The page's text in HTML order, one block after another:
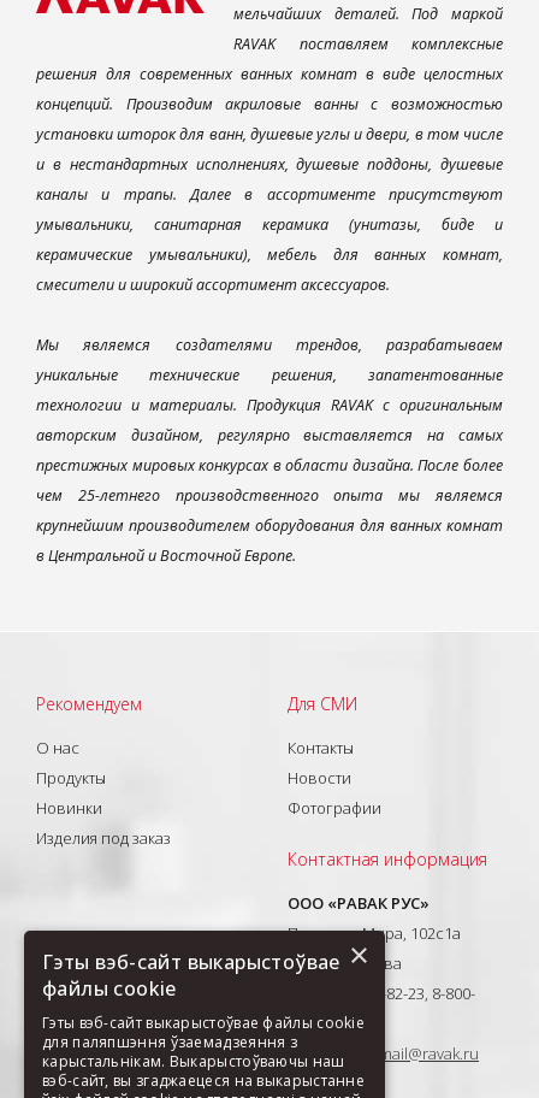
мельчайших деталей. Под маркой
RAVAK поставляем комплексные
решения для современных ванных комнат в виде целостных
концепций. Производим акриловые ванны с возможностью
установки шторок для ванн, душевые углы и двери, в том числе
и в нестандартных исполнениях, душевые поддоны, душевые
каналы и трапы. Далее в ассортименте присутствуют
умывальники, санитарная керамика (унитазы, биде и
керамические умывальники), мебель для ванных комнат,
смесители и широкий ассортимент аксессуаров.
Мы являемся создателями трендов, разрабатываем
уникальные технические решения, запатентованные
технологии и материалы. Продукция RAVAK с оригинальным
авторским дизайном, регулярно выставляется на самых
престижных мировых конкурсах в области дизайна. После более
чем 25-летнего производственного опыта мы являемся
крупнейшим производителем оборудования для ванных комнат
в Центральной и Восточной Европе.
Рекомендуем
О нас
Продукты
Новинки
Изделия под заказ
Для СМИ
Контакты
Новости
Фотографии
Контактная информация
ООО «РАВАК РУС»
Проспект Мира, 102с1а
129626, Москва
T: +7(495) 710-82-23, 8-800-
333-41-51
E-mail:ravak-mail@ravak.ru
×
Гэты вэб-сайт выкарыстоўвае
файлы cookie
Гэты вэб-сайт выкарыстоўвае файлы cookie
для паляпшэння ўзаемадзеяння з
карыстальнікам. Выкарыстоўваючы наш
вэб-сайт, вы згаджаецеся на выкарыстанне